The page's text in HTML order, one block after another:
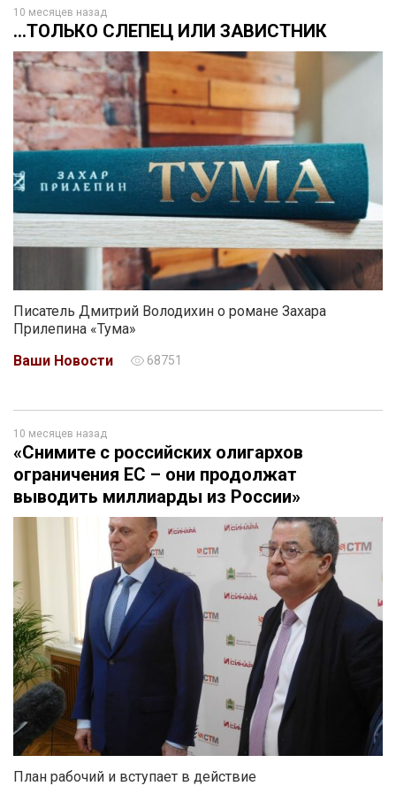
10 месяцев назад
…ТОЛЬКО СЛЕПЕЦ ИЛИ ЗАВИСТНИК
Писатель Дмитрий Володихин о романе Захара
Прилепина «Тума»
Ваши Новости
68751
10 месяцев назад
«Снимите с российских олигархов
ограничения ЕС – они продолжат
выводить миллиарды из России»
План рабочий и вступает в действие